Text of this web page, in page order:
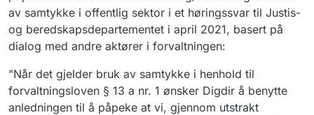
av samtykke i offentlig sektor i et høringssvar til Justis-
og beredskapsdepartementet i april 2021, basert på
dialog med andre aktører i forvaltningen:
"Når det gjelder bruk av samtykke i henhold til
forvaltningsloven § 13 a nr. 1 ønsker Digdir å benytte
anledningen til å påpeke at vi, gjennom utstrakt